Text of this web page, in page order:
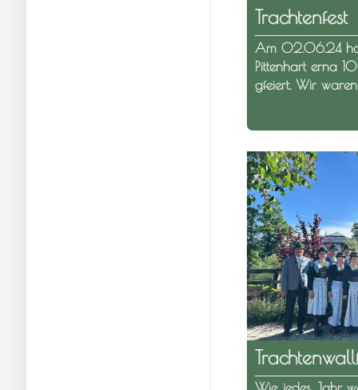
Trachtenfest
Am 02.06.24
Pittenhart erna
gfeiert. Wir